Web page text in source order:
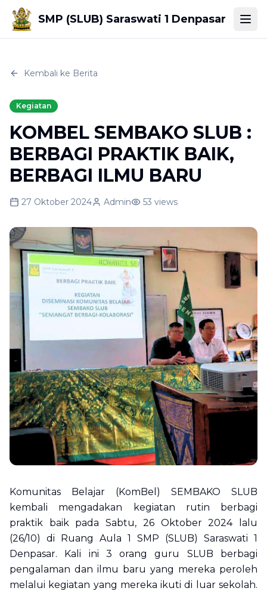
SMP (SLUB) Saraswati 1 Denpasar
Kembali ke Berita
Kegiatan
KOMBEL SEMBAKO SLUB :
BERBAGI PRAKTIK BAIK,
BERBAGI ILMU BARU
27 Oktober 2024 Admin 53 views
Komunitas Belajar (KomBel) SEMBAKO SLUB
kembali mengadakan kegiatan rutin berbagi
praktik baik pada Sabtu, 26 Oktober 2024 lalu
(26/10) di Ruang Aula 1 SMP (SLUB) Saraswati 1
Denpasar. Kali ini 3 orang guru SLUB berbagi
pengalaman dan ilmu baru yang mereka peroleh
melalui kegiatan yang mereka ikuti di luar sekolah.